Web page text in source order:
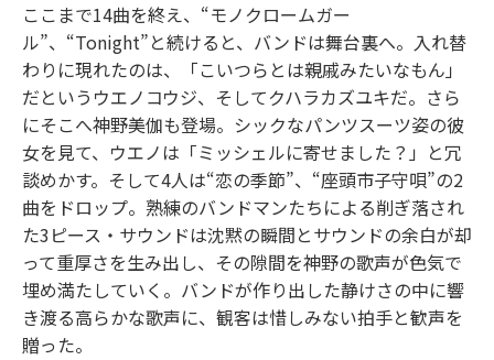
ここまで14曲を終え、“モノクロームガー
ル”、“Tonight”と続けると、バンドは舞台裏へ。入れ替
わりに現れたのは、「こいつらとは親戚みたいなもん」
だというウエノコウジ、そしてクハラカズユキだ。さら
にそこへ神野美伽も登場。シックなパンツスーツ姿の彼
女を見て、ウエノは「ミッシェルに寄せました？」と冗
談めかす。そして4人は“恋の季節”、“座頭市子守唄”の2
曲をドロップ。熟練のバンドマンたちによる削ぎ落され
た3ピース・サウンドは沈黙の瞬間とサウンドの余白が却
って重厚さを生み出し、その隙間を神野の歌声が色気で
埋め満たしていく。バンドが作り出した静けさの中に響
き渡る高らかな歌声に、観客は惜しみない拍手と歓声を
贈った。